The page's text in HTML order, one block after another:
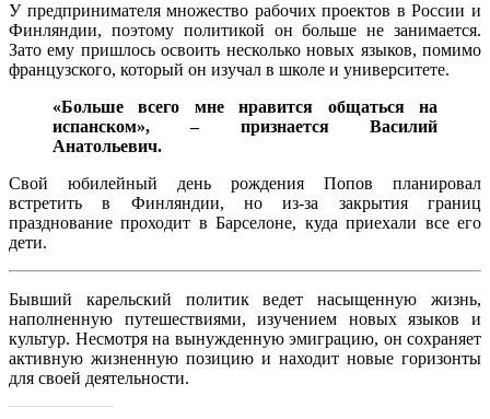
У предпринимателя множество рабочих проектов в России и
Финляндии, поэтому политикой он больше не занимается.
Зато ему пришлось освоить несколько новых языков, помимо
французского, который он изучал в школе и университете.
«Больше всего мне нравится общаться на
испанском», – признается Василий
Анатольевич.
Свой юбилейный день рождения Попов планировал
встретить в Финляндии, но из-за закрытия границ
празднование проходит в Барселоне, куда приехали все его
дети.
Бывший карельский политик ведет насыщенную жизнь,
наполненную путешествиями, изучением новых языков и
культур. Несмотря на вынужденную эмиграцию, он сохраняет
активную жизненную позицию и находит новые горизонты
для своей деятельности.